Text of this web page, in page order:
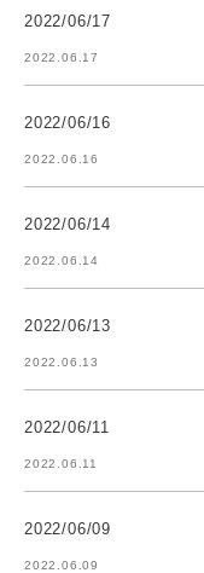
2022/06/17
2022.06.17
2022/06/16
2022.06.16
2022/06/14
2022.06.14
2022/06/13
2022.06.13
2022/06/11
2022.06.11
2022/06/09
2022.06.09